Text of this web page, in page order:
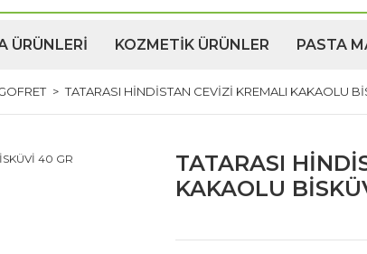
ÜRÜNLERİ KOZMETİK ÜRÜNLER PASTA
TATARASI HİNDİSTAN CEVİZİ KREMALI KAKAOLU
TATARASI
KAKAOLU